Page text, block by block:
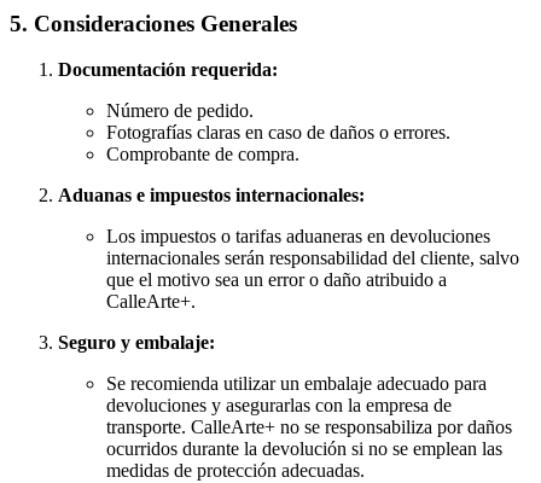
5. Consideraciones Generales
Documentación requerida:
Número de pedido.
Fotografías claras en caso de daños o errores.
Comprobante de compra.
Aduanas e impuestos internacionales:
Los impuestos o tarifas aduaneras en devoluciones
internacionales serán responsabilidad del cliente, salvo
que el motivo sea un error o daño atribuido a
CalleArte+.
Seguro y embalaje:
Se recomienda utilizar un embalaje adecuado para
devoluciones y asegurarlas con la empresa de
transporte. CalleArte+ no se responsabiliza por daños
ocurridos durante la devolución si no se emplean las
medidas de protección adecuadas.